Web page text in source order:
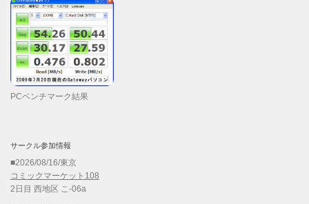
PCベンチマーク結果
サークル参加情報
■2026/08/16/東京
コミックマーケット108
2日目 西地区 こ-06a